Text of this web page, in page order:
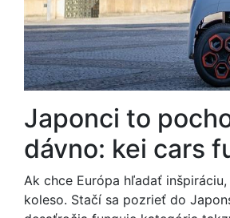
Japonci to
dávno: kei cars
Ak chce Európa hľadať
koleso. Stačí sa pozrieť do